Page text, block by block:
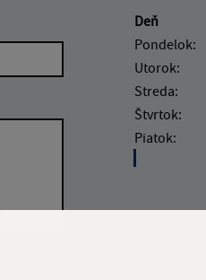
Deň
Pondelok:
Utorok:
Streda:
Štvrtok:
Piatok: